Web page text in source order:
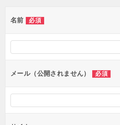
ー
シ
ン
名前 必須
メール（公開されません） 必須